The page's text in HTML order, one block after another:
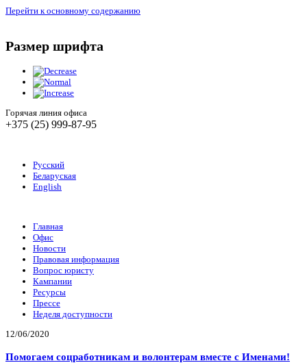
Перейти к основному содержанию
Размер шрифта
Горячая линия офиса
+375 (25) 999-87-95
Русский
Беларуская
English
Главная
Офис
Новости
Правовая информация
Вопрос юристу
Кампании
Ресурсы
Прессе
Неделя доступности
12/06/2020
Помогаем соцработникам и волонтерам вместе с Именами!